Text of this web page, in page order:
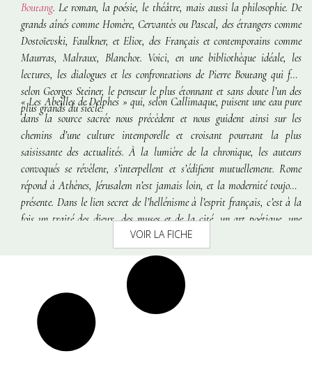
Boutang. Le roman, la poésie, le théâtre, mais aussi la philosophie. De
grands aînés comme Homère, Cervantès ou Pascal, des étrangers comme
Dostoïevski, Faulkner, et Eliot, des Français et contemporains comme
Maurras, Malraux, Blanchot. Voici, en une bibliothèque idéale, les
lectures, les dialogues et les confrontations de Pierre Boutang qui fut,
selon Georges Steiner, le penseur le plus étonnant et sans doute l’un des
plus grands du siècle.
« Les Abeilles de Delphes » qui, selon Callimaque, puisent une eau pure
dans la source sacrée nous précèdent et nous guident ainsi sur les
chemins d’une culture intemporelle et croisant pourtant la plus
saisissante des actualités. À la lumière de la chronique, les auteurs
convoqués se révèlent, s’interpellent et s’édifient mutuellement. Rome
répond à Athènes, Jérusalem n’est jamais loin, et la modernité toujours
présente. Dans le lien secret de l’hellénisme à l’esprit français, c’est à la
fois un traité des dieux, des muses et de la cité, un art poétique, une
méthode du lire et du penser que livre ici, avec un bonheur et un style
VOIR LA FICHE